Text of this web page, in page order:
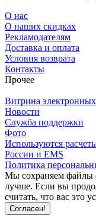
О нас
О наших скидках
Рекламодателям
Доставка и оплата
Условия возврата
Контакты
Прочее
Витрина
Новости
Служба поддержки
Фото
Используются
России и EMS
Политика
Мы сохраняем файлы
лучше. Если вы
считать, что вас это
Согласен!